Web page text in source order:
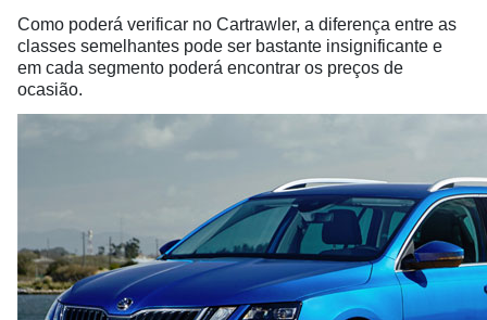
Como poderá verificar no Cartrawler, a diferença entre as
classes semelhantes pode ser bastante insignificante e
em cada segmento poderá encontrar os preços de
ocasião.